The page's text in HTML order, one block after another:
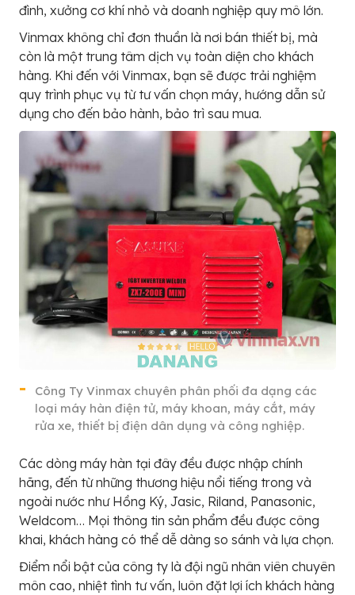
đình, xưởng cơ khí nhỏ và doanh nghiệp quy mô lớn.
Vinmax không chỉ đơn thuần là nơi bán thiết bị, mà
còn là một trung tâm dịch vụ toàn diện cho khách
hàng. Khi đến với Vinmax, bạn sẽ được trải nghiệm
quy trình phục vụ từ tư vấn chọn máy, hướng dẫn sử
dụng cho đến bảo hành, bảo trì sau mua.
Công Ty Vinmax chuyên phân phối đa dạng các
loại máy hàn điện tử, máy khoan, máy cắt, máy
rửa xe, thiết bị điện dân dụng và công nghiệp.
Các dòng máy hàn tại đây đều được nhập chính
hãng, đến từ những thương hiệu nổi tiếng trong và
ngoài nước như Hồng Ký, Jasic, Riland, Panasonic,
Weldcom… Mọi thông tin sản phẩm đều được công
khai, khách hàng có thể dễ dàng so sánh và lựa chọn.
Điểm nổi bật của công ty là đội ngũ nhân viên chuyên
môn cao, nhiệt tình tư vấn, luôn đặt lợi ích khách hàng